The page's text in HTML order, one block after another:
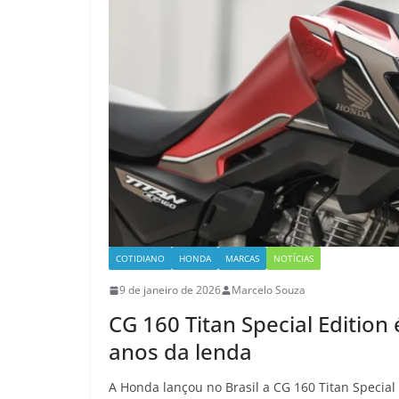
COTIDIANO HONDA MARCAS NOTÍCIAS
9 de janeiro de 2026 Marcelo Souza
CG 160 Titan Special
anos da lenda
A Honda lançou no Brasil a CG 160 Titan